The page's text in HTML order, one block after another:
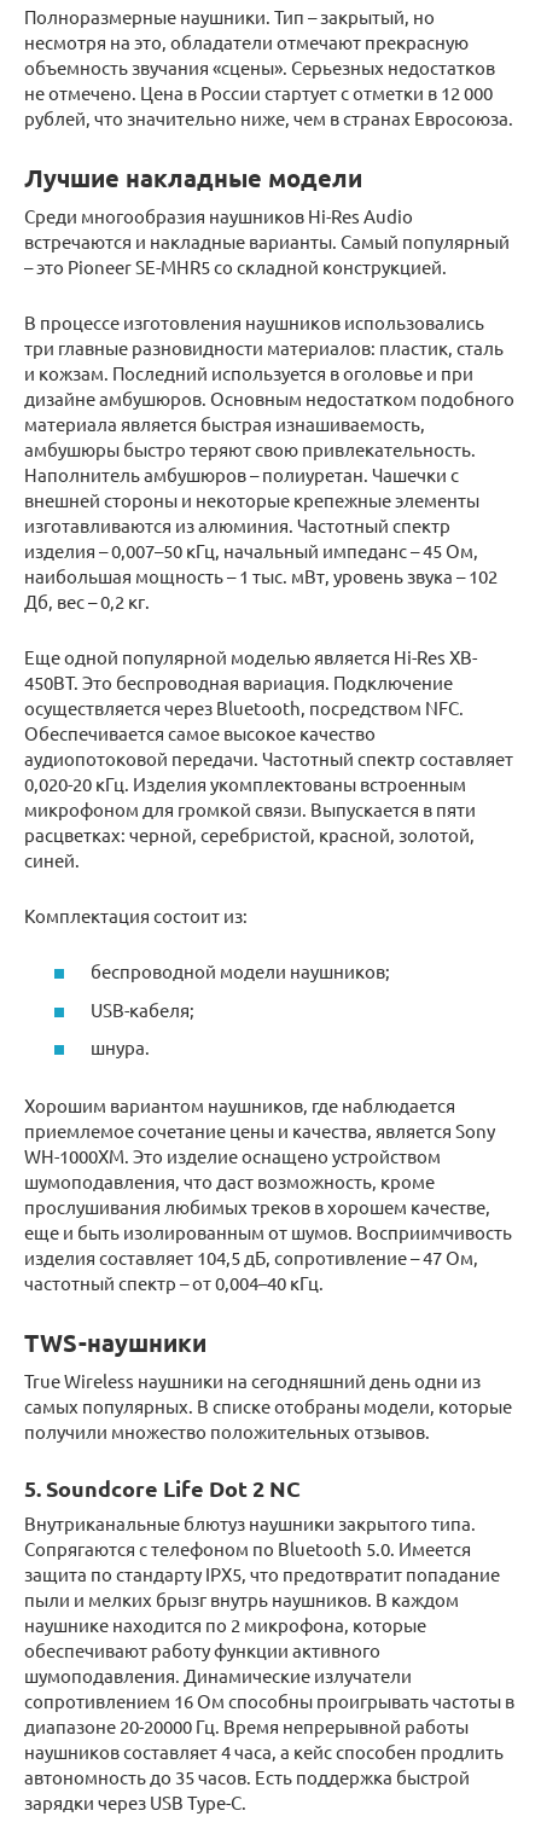
Полноразмерные наушники. Тип – закрытый, но
несмотря на это, обладатели отмечают прекрасную
объемность звучания «сцены». Серьезных недостатков
не отмечено. Цена в России стартует с отметки в 12 000
рублей, что значительно ниже, чем в странах Евросоюза.
Лучшие накладные модели
Среди многообразия наушников Hi-Res Audio
встречаются и накладные варианты. Самый популярный
– это Pioneer SE-MHR5 со складной конструкцией.
В процессе изготовления наушников использовались
три главные разновидности материалов: пластик, сталь
и кожзам. Последний используется в оголовье и при
дизайне амбушюров. Основным недостатком подобного
материала является быстрая изнашиваемость,
амбушюры быстро теряют свою привлекательность.
Наполнитель амбушюров – полиуретан. Чашечки с
внешней стороны и некоторые крепежные элементы
изготавливаются из алюминия. Частотный спектр
изделия – 0,007–50 кГц, начальный импеданс – 45 Ом,
наибольшая мощность – 1 тыс. мВт, уровень звука – 102
Дб, вес – 0,2 кг.
Еще одной популярной моделью является Hi-Res XB-
450BT. Это беспроводная вариация. Подключение
осуществляется через Bluetooth, посредством NFC.
Обеспечивается самое высокое качество
аудиопотоковой передачи. Частотный спектр составляет
0,020-20 кГц. Изделия укомплектованы встроенным
микрофоном для громкой связи. Выпускается в пяти
расцветках: черной, серебристой, красной, золотой,
синей.
Комплектация состоит из:
беспроводной модели наушников;
USB-кабеля;
шнура.
Хорошим вариантом наушников, где наблюдается
приемлемое сочетание цены и качества, является Sony
WH-1000XM. Это изделие оснащено устройством
шумоподавления, что даст возможность, кроме
прослушивания любимых треков в хорошем качестве,
еще и быть изолированным от шумов. Восприимчивость
изделия составляет 104,5 дБ, сопротивление – 47 Ом,
частотный спектр – от 0,004–40 кГц.
TWS-наушники
True Wireless наушники на сегодняшний день одни из
самых популярных. В списке отобраны модели, которые
получили множество положительных отзывов.
5. Soundcore Life Dot 2 NC
Внутриканальные блютуз наушники закрытого типа.
Сопрягаются с телефоном по Bluetooth 5.0. Имеется
защита по стандарту IPX5, что предотвратит попадание
пыли и мелких брызг внутрь наушников. В каждом
наушнике находится по 2 микрофона, которые
обеспечивают работу функции активного
шумоподавления. Динамические излучатели
сопротивлением 16 Ом способны проигрывать частоты в
диапазоне 20-20000 Гц. Время непрерывной работы
наушников составляет 4 часа, а кейс способен продлить
автономность до 35 часов. Есть поддержка быстрой
зарядки через USB Type-C.